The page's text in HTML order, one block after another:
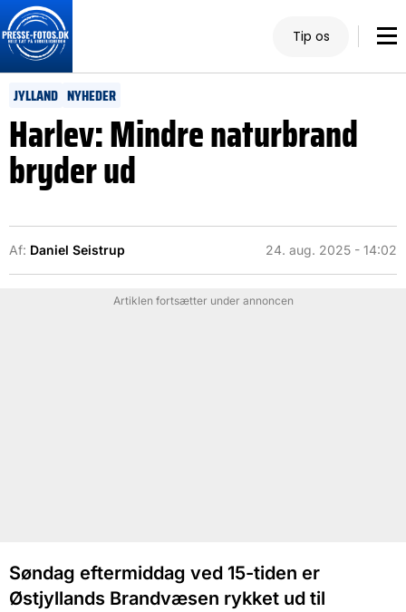
Tip os
JYLLAND NYHEDER
Harlev: Mindre naturbrand
bryder ud
Af: Daniel Seistrup 24. aug. 2025 - 14:02
Artiklen fortsætter under annoncen
Søndag eftermiddag ved 15-tiden er
Østjyllands Brandvæsen rykket ud til